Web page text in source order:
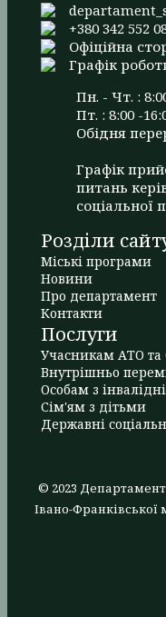
+380 342 552
Офіційна
Графік
Пн. - Чт. :
Пт. : 8:00 -
Обідня
Графік
питань
соціальної
Розділи
Міські програми
Новини
Про департамент
Контакти
Послуги
Учасникам АТО
Внутрішньо
Особам з
Сім'ям з дітьми
Державні
© 2023
Івано-Франківської